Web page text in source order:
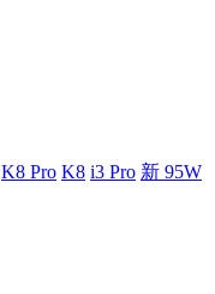
K8 Pro K8 i3 Pro 新 95W